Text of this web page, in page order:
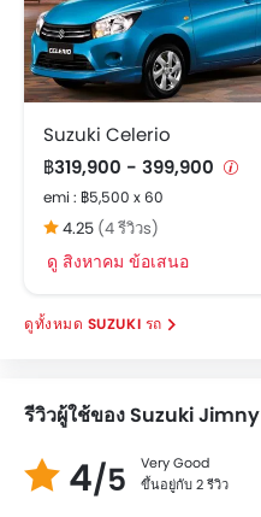
Suzuki Celerio
฿319,900 - 399,900
emi : ฿5,500 x 60
4.25 (4 รีวิวs)
ดู สิงหาคม ข้อเสนอ
SUZUKI รถ
รีวิวผู้ใช้ของ Suzuki Jimny
4/5
Very Good
ขึ้นอยู่กับ 2 รีวิว